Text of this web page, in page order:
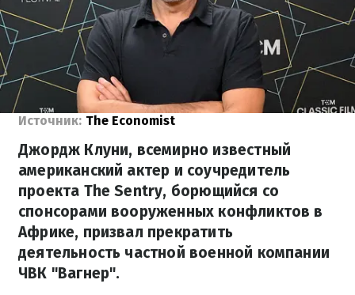
Источник: The Economist
Джордж Клуни, всемирно известный
американский актер и соучредитель
проекта The Sentry, борющийся со
спонсорами вооруженных конфликтов в
Африке, призвал прекратить
деятельность частной военной компании
ЧВК "Вагнер".